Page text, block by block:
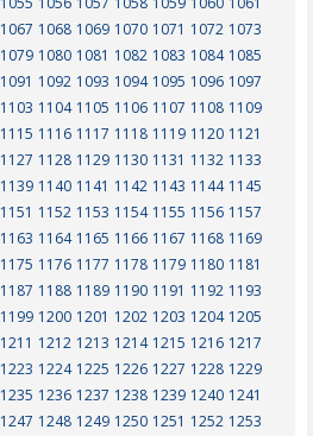
1067 1068 1069 1070 1071 1072 1073
1079 1080 1081 1082 1083 1084 1085
1091 1092 1093 1094 1095 1096 1097
1103 1104 1105 1106 1107 1108 1109
1115 1116 1117 1118 1119 1120 1121
1127 1128 1129 1130 1131 1132 1133
1139 1140 1141 1142 1143 1144 1145
1151 1152 1153 1154 1155 1156 1157
1163 1164 1165 1166 1167 1168 1169
1175 1176 1177 1178 1179 1180 1181
1187 1188 1189 1190 1191 1192 1193
1199 1200 1201 1202 1203 1204 1205
1211 1212 1213 1214 1215 1216 1217
1223 1224 1225 1226 1227 1228 1229
1235 1236 1237 1238 1239 1240 1241
1247 1248 1249 1250 1251 1252 1253